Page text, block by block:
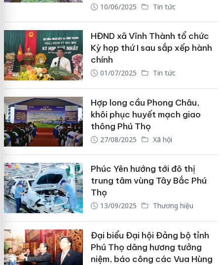
10/06/2025 Tin tức
HĐND xã Vĩnh Thành tổ chức
Kỳ họp thứ I sau sắp xếp hành
chính
01/07/2025 Tin tức
Hợp long cầu Phong Châu,
khôi phục huyết mạch giao
thông Phú Thọ
27/08/2025 Xã hội
Phúc Yên hướng tới đô thị
trung tâm vùng Tây Bắc Phú
Thọ
13/09/2025 Thương hiệu
Đại biểu Đại hội Đảng bộ tỉnh
Phú Thọ dâng hương tưởng
niệm, báo công các Vua Hùng